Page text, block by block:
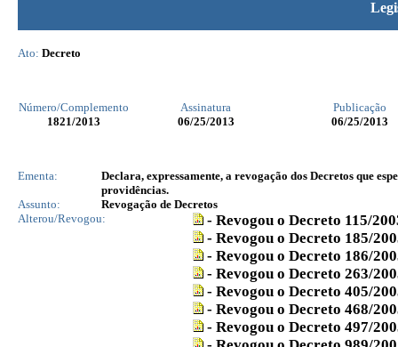
Ato: Decreto
Número/Complemento Assinatura
Publicação
1821/2013 06/25/2013 06/25/2013
Ementa:
Declara, expressamente, a revogação dos Decretos que
providências.
Assunto:
Revogação de Decretos
Alterou/Revogou:
- Revogou o Decreto 115/
- Revogou o Decreto 185/
- Revogou o Decreto 186/
- Revogou o Decreto 263/
- Revogou o Decreto 405/
- Revogou o Decreto 468/
- Revogou o Decreto 497/